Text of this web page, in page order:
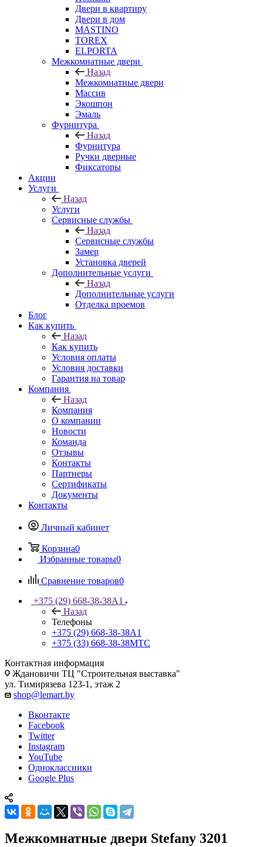
Двери в квартиру
Двери в дом
MASTINO
TOREX
ELPORTA
Межкомнатные двери
Назад
Межкомнатные двери
Массив
Экошпон
Эмаль
Фурнитура
Назад
Фурнитура
Ручки дверные
Фиксаторы
Акции
Услуги
Назад
Услуги
Сервисные службы
Назад
Сервисные службы
Замер
Установка дверей
Дополнительные услуги
Назад
Дополнительные услуги
Отделка проемов
Блог
Как купить
Назад
Как купить
Условия оплаты
Условия доставки
Гарантия на товар
Компания
Назад
Компания
О компании
Новости
Команда
Отзывы
Контакты
Партнеры
Сертификаты
Документы
Контакты
Личный кабинет
Корзина0
Избранные товары0
Сравнение товаров0
+375 (29) 668-38-38A1
Назад
Телефоны
+375 (29) 668-38-38A1
+375 (33) 668-38-38МТС
Контактная информация
Ждановичи ТЦ "Строительная выставка"
ул. Тимирязева 123-1, этаж 2
shop@lemart.by
Вконтакте
Facebook
Twitter
Instagram
YouTube
Одноклассники
Google Plus
Межкомнатные двери Stefany 3201